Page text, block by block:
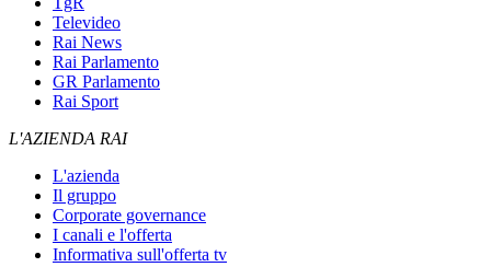
Televideo
Rai News
Rai Parlamento
GR Parlamento
Rai Sport
L'AZIENDA RAI
L'azienda
Il gruppo
Corporate governance
I canali e l'offerta
Informativa sull'offerta tv